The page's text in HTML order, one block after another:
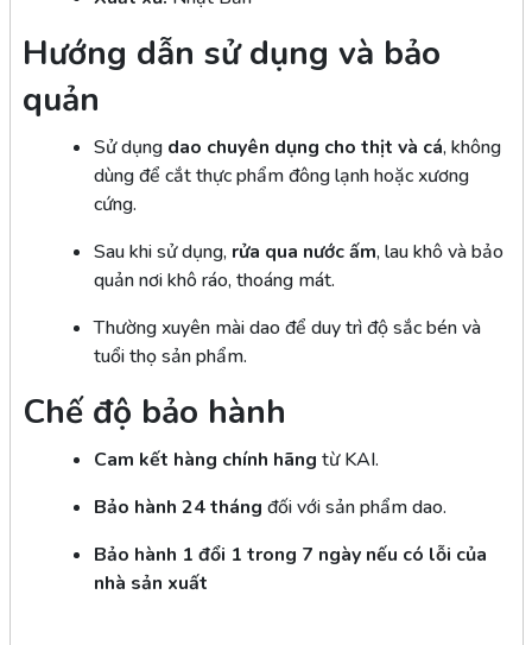
Hướng dẫn sử dụng và bảo
quản
Sử dụng dao chuyên dụng cho thịt và cá, không
dùng để cắt thực phẩm đông lạnh hoặc xương
cứng.
Sau khi sử dụng, rửa qua nước ấm, lau khô và bảo
quản nơi khô ráo, thoáng mát.
Thường xuyên mài dao để duy trì độ sắc bén và
tuổi thọ sản phẩm.
Chế độ bảo hành
Cam kết hàng chính hãng từ KAI.
Bảo hành 24 tháng đối với sản phẩm dao.
Bảo hành 1 đổi 1 trong 7 ngày nếu có lỗi của
nhà sản xuất